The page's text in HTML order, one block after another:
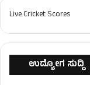
Live Cricket Scores
ಉದ್ಯೋಗ ಸುದ್ದಿ